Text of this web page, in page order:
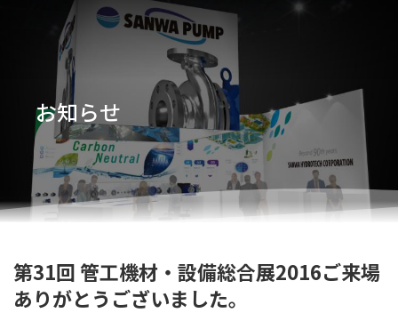
お知らせ
第31回 管工機材・設備総合展2016ご来場
ありがとうございました。